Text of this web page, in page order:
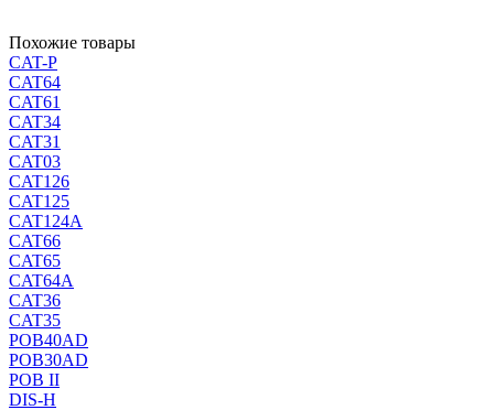
Похожие товары
CAT-P
CAT64
CAT61
CAT34
CAT31
CAT03
CAT126
CAT125
CAT124A
CAT66
CAT65
CAT64A
CAT36
CAT35
POB40AD
POB30AD
POB II
DIS-H